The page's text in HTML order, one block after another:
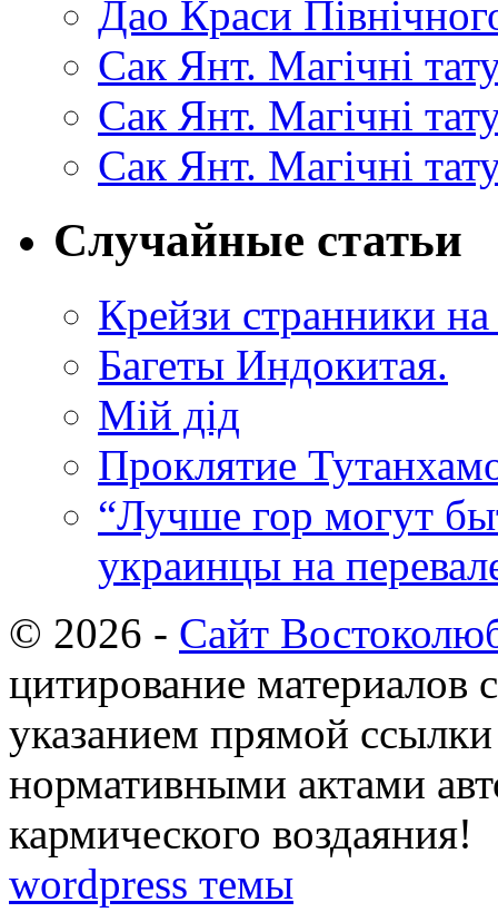
Дао Краси
Сак Янт. Магічні
Сак Янт. Магічні
Сак Янт. Магічні
Случайные статьи
Крейзи странники
Багеты Индокитая.
Мій дід
Проклятие
“Лучше гор могут
украинцы на
© 2026 - Сайт
цитирование материалов
указанием прямой
нормативными актами
кармического воздаяния!
wordpress темы